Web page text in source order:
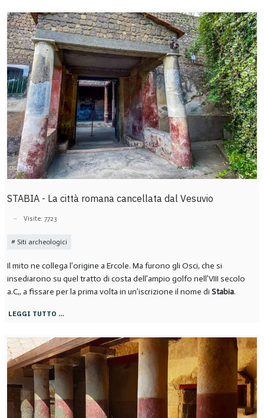
STABIA - La città romana cancellata dal Vesuvio
Visite: 7723
Siti archeologici
Il mito ne collega l’origine a Ercole. Ma furono gli Osci, che si
insediarono su quel tratto di costa dell’ampio golfo nell’VIII secolo
a.C,, a fissare per la prima volta in un’iscrizione il nome di Stabia.
LEGGI TUTTO …